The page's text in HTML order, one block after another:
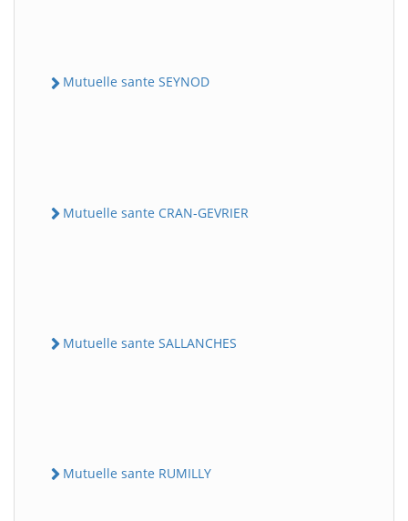
Mutuelle sante SEYNOD
Mutuelle sante CRAN-GEVRIER
Mutuelle sante SALLANCHES
Mutuelle sante RUMILLY